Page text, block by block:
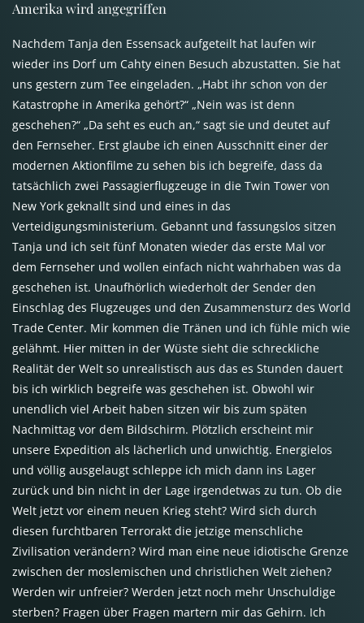
Amerika wird angegriffen
Nachdem Tanja den Essensack aufgeteilt hat laufen wir
wieder ins Dorf um Cahty einen Besuch abzustatten. Sie hat
uns gestern zum Tee eingeladen. „Habt ihr schon von der
Katastrophe in Amerika gehört?“ „Nein was ist denn
geschehen?“ „Da seht es euch an,“ sagt sie und deutet auf
den Fernseher. Erst glaube ich einen Ausschnitt einer der
modernen Aktionfilme zu sehen bis ich begreife, dass da
tatsächlich zwei Passagierflugzeuge in die Twin Tower von
New York geknallt sind und eines in das
Verteidigungsministerium. Gebannt und fassungslos sitzen
Tanja und ich seit fünf Monaten wieder das erste Mal vor
dem Fernseher und wollen einfach nicht wahrhaben was da
geschehen ist. Unaufhörlich wiederholt der Sender den
Einschlag des Flugzeuges und den Zusammensturz des World
Trade Center. Mir kommen die Tränen und ich fühle mich wie
gelähmt. Hier mitten in der Wüste sieht die schreckliche
Realität der Welt so unrealistisch aus das es Stunden dauert
bis ich wirklich begreife was geschehen ist. Obwohl wir
unendlich viel Arbeit haben sitzen wir bis zum späten
Nachmittag vor dem Bildschirm. Plötzlich erscheint mir
unsere Expedition als lächerlich und unwichtig. Energielos
und völlig ausgelaugt schleppe ich mich dann ins Lager
zurück und bin nicht in der Lage irgendetwas zu tun. Ob die
Welt jetzt vor einem neuen Krieg steht? Wird sich durch
diesen furchtbaren Terrorakt die jetzige menschliche
Zivilisation verändern? Wird man eine neue idiotische Grenze
zwischen der moslemischen und christlichen Welt ziehen?
Werden wir unfreier? Werden jetzt noch mehr Unschuldige
sterben? Fragen über Fragen martern mir das Gehirn. Ich